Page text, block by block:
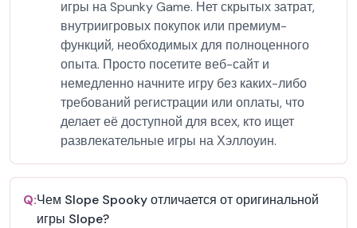
игры на Spunky Game. Нет скрытых затрат,
внутриигровых покупок или премиум-
функций, необходимых для полноценного
опыта. Просто посетите веб-сайт и
немедленно начните игру без каких-либо
требований регистрации или оплаты, что
делает её доступной для всех, кто ищет
развлекательные игры на Хэллоуин.
Q:Чем Slope Spooky отличается от оригинальной
игры Slope?